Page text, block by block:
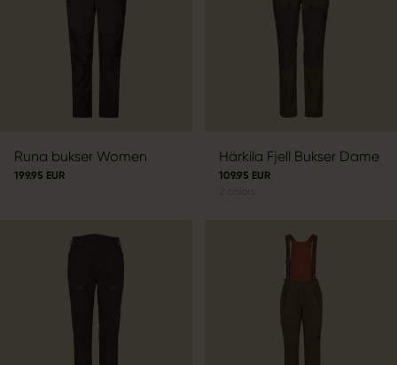
Runa bukser Women
199.95 EUR
Härkila Fjell Bukser Dame
109.95 EUR